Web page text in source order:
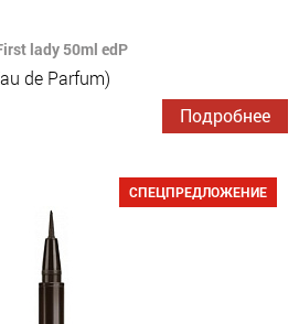
lady 50ml edP
de Parfum)
Подробнее
СПЕЦПРЕДЛОЖЕНИЕ